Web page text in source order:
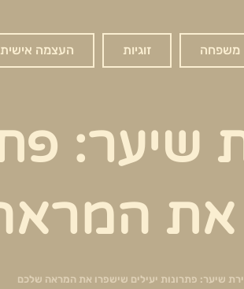
משפחה זוגיות העצמה אישית
שיער:
את
שיער: פתרונות יעילים שישפרו את המראה שלכם